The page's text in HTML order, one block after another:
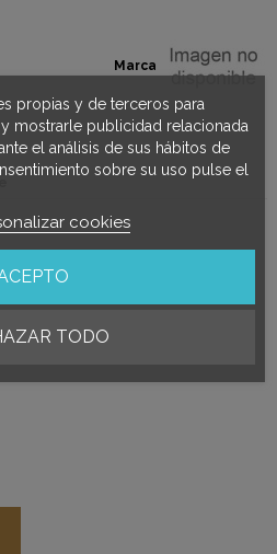
Marca
propias y de terceros para
mostrarle publicidad relacionada
el análisis de sus hábitos de
sobre su uso pulse el
cookies
TODO